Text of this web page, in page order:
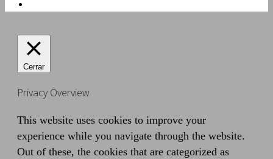
Cerrar
Privacy Overview
This website uses cookies to improve your
experience while you navigate through the website.
Out of these, the cookies that are categorized as